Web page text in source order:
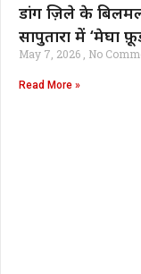
डांग ज़िले के
सापुतारा में ‘मेघा
May 7, 2026 No
Read More »